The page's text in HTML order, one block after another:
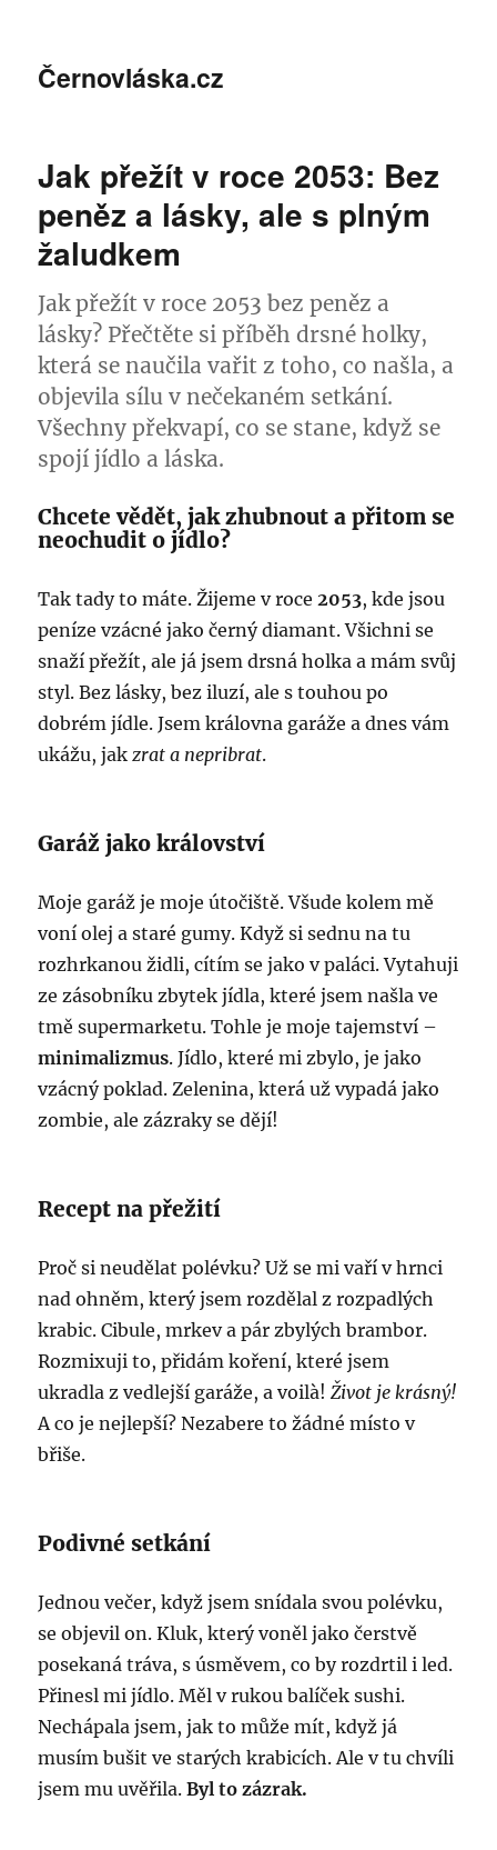
Černovláska.cz
Jak přežít v roce 2053: Bez
peněz a lásky, ale s plným
žaludkem
Jak přežít v roce 2053 bez peněz a
lásky? Přečtěte si příběh drsné holky,
která se naučila vařit z toho, co našla, a
objevila sílu v nečekaném setkání.
Všechny překvapí, co se stane, když se
spojí jídlo a láska.
Chcete vědět, jak zhubnout a přitom se
neochudit o jídlo?
Tak tady to máte. Žijeme v roce2053, kde jsou
peníze vzácné jako černý diamant. Všichni se
snaží přežít, ale já jsem drsná holka a mám svůj
styl. Bez lásky, bez iluzí, ale s touhou po
dobrém jídle. Jsem královna garáže a dnes vám
ukážu, jakzrat a nepribrat.
Garáž jako království
Moje garáž je moje útočiště. Všude kolem mě
voní olej a staré gumy. Když si sednu na tu
rozhrkanou židli, cítím se jako v paláci. Vytahuji
ze zásobníku zbytek jídla, které jsem našla ve
tmě supermarketu. Tohle je moje tajemství –
minimalizmus. Jídlo, které mi zbylo, je jako
vzácný poklad. Zelenina, která už vypadá jako
zombie, ale zázraky se dějí!
Recept na přežití
Proč si neudělat polévku? Už se mi vaří v hrnci
nad ohněm, který jsem rozdělal z rozpadlých
krabic. Cibule, mrkev a pár zbylých brambor.
Rozmixuji to, přidám koření, které jsem
ukradla z vedlejší garáže, a voilà!Život je krásný!
A co je nejlepší? Nezabere to žádné místo v
břiše.
Podivné setkání
Jednou večer, když jsem snídala svou polévku,
se objevil on. Kluk, který voněl jako čerstvě
posekaná tráva, s úsměvem, co by rozdrtil i led.
Přinesl mi jídlo. Měl v rukou balíček sushi.
Nechápala jsem, jak to může mít, když já
musím bušit ve starých krabicích. Ale v tu chvíli
jsem mu uvěřila.Byl to zázrak.